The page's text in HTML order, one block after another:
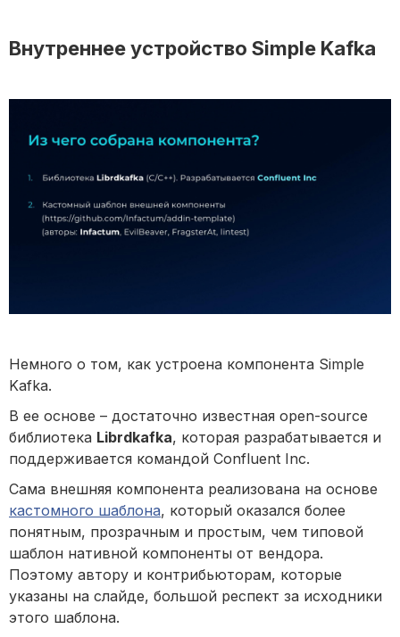
Внутреннее устройство Simple Kafka
Немного о том, как устроена компонента Simple
Kafka.
В ее основе – достаточно известная open-source
библиотека Librdkafka, которая разрабатывается и
поддерживается командой Confluent Inc.
Сама внешняя компонента реализована на основе
кастомного шаблона, который оказался более
понятным, прозрачным и простым, чем типовой
шаблон нативной компоненты от вендора.
Поэтому автору и контрибьюторам, которые
указаны на слайде, большой респект за исходники
этого шаблона.